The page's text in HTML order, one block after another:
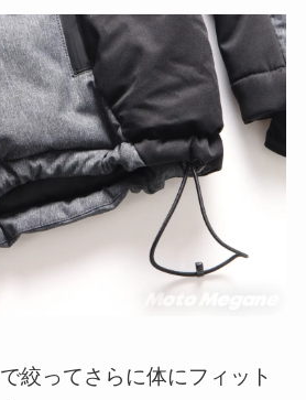
絞ってさらに体にフィット